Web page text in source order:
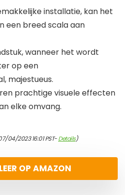
installatie, kan het
een breed scala aan
wanneer het wordt
op een
majestueus.
prachtige visuele effecten
elke omvang.
04/2023 16:01 PST-Details)
OP AMAZON